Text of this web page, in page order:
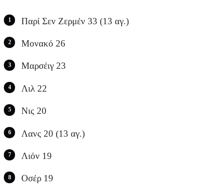
Παρί Σεν Ζερμέν 33 (13 αγ.)
Μονακό 26
Μαρσέιγ 23
Λιλ 22
Νις 20
Λανς 20 (13 αγ.)
Λιόν 19
Οσέρ 19